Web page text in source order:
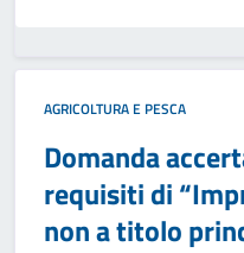
AGRICOLTURA E PESCA
Domanda
requisiti di
non a titolo